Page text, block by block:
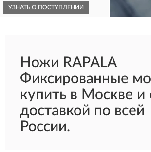
УЗНАТЬ О ПОСТУПЛЕНИИ КУПИТЬ
Ножи RAPALA
Фиксированные
купить в Москве и
доставкой по всей
России.